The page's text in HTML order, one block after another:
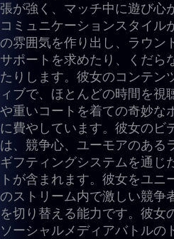
張が強く、マッチ中に遊び心
コミュニケーションスタイル
の雰囲気を作り出し、ラウン
サポートを求めたり、くだら
たりします。彼女のコンテン
ィブで、ほとんどの時間を視
や重いコートを着ての奇妙な
に費やしています。彼女のビ
は、競争心、ユーモアのある
ギフティングシステムを通じ
トが含まれます。彼女をユニ
のストリーム内で激しい競争
を切り替える能力です。彼女
ソーシャルメディアバトルの